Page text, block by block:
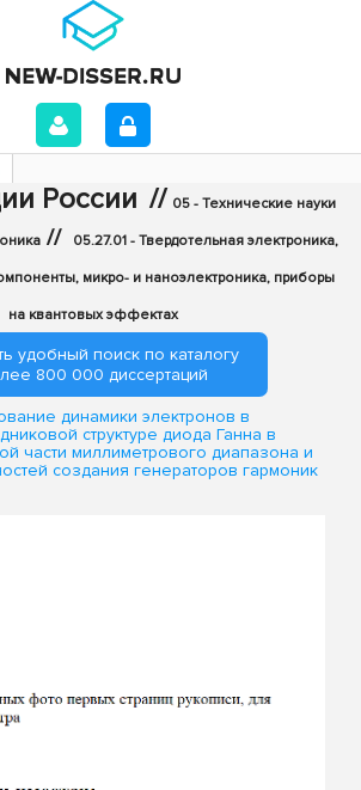
России // 05 - Технические науки
// 05.27.01 - Твердотельная электроника,
микро- и наноэлектроника, приборы
на квантовых эффектах
удобный поиск по каталогу
800 000 диссертаций
динамики электронов в
структуре диода Ганна в
части миллиметрового диапазона и
создания генераторов гармоник